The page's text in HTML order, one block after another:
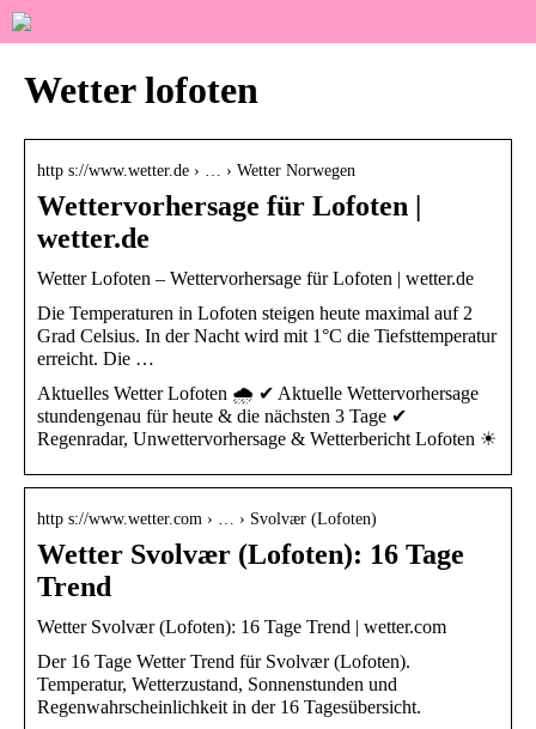
Wetter lofoten
http s://www.wetter.de › … › Wetter Norwegen
Wettervorhersage für Lofoten |
wetter.de
Wetter Lofoten – Wettervorhersage für Lofoten | wetter.de
Die Temperaturen in Lofoten steigen heute maximal auf 2
Grad Celsius. In der Nacht wird mit 1°C die Tiefsttemperatur
erreicht. Die …
Aktuelles Wetter Lofoten 🌧️ ✔ Aktuelle Wettervorhersage
stundengenau für heute & die nächsten 3 Tage ✔
Regenradar, Unwettervorhersage & Wetterbericht Lofoten ☀
http s://www.wetter.com › … › Svolvær (Lofoten)
Wetter Svolvær (Lofoten): 16 Tage
Trend
Wetter Svolvær (Lofoten): 16 Tage Trend | wetter.com
Der 16 Tage Wetter Trend für Svolvær (Lofoten).
Temperatur, Wetterzustand, Sonnenstunden und
Regenwahrscheinlichkeit in der 16 Tagesübersicht.